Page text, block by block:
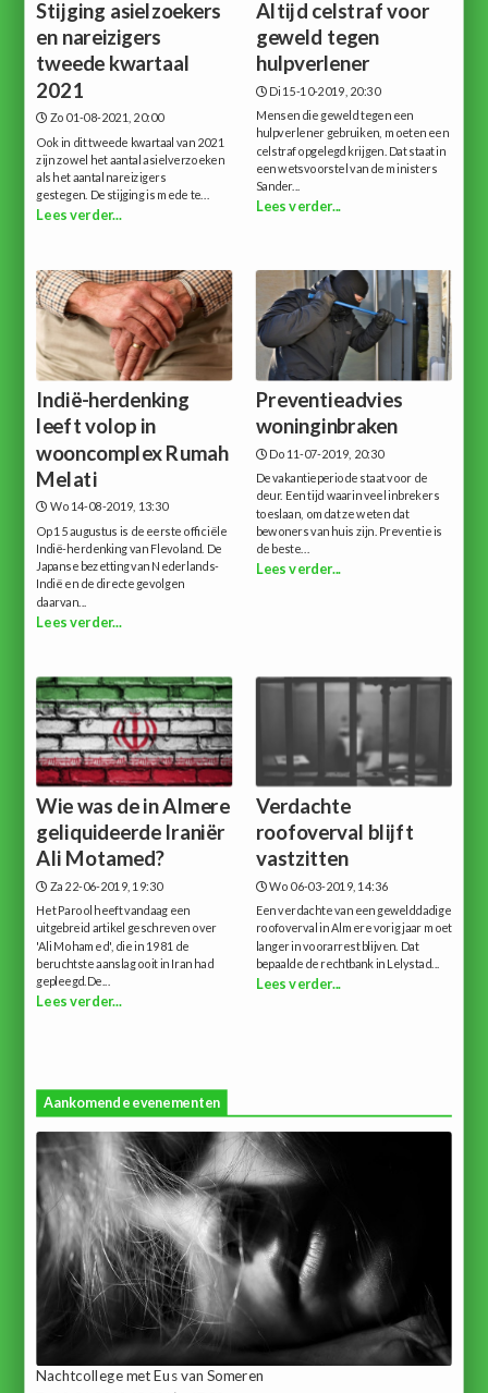
Stijging asielzoekers
en nareizigers
tweede kwartaal
2021
Zo 01-08-2021, 20:00
Ook in dit tweede kwartaal van 2021
zijn zowel het aantal asielverzoeken
als het aantal nareizigers
gestegen. De stijging is mede te...
Lees verder...
Altijd celstraf voor
geweld tegen
hulpverlener
Di 15-10-2019, 20:30
Mensen die geweld tegen een
hulpverlener gebruiken, moeten een
celstraf opgelegd krijgen. Dat staat in
een wetsvoorstel van de ministers
Sander...
Lees verder...
Indië-herdenking
leeft volop in
wooncomplex Rumah
Melati
Wo 14-08-2019, 13:30
Op 15 augustus is de eerste officiële
Indië-herdenking van Flevoland. De
Japanse bezetting van Nederlands-
Indië en de directe gevolgen
daarvan...
Lees verder...
Preventieadvies
woninginbraken
Do 11-07-2019, 20:30
De vakantieperiode staat voor de
deur. Een tijd waarin veel inbrekers
toeslaan, omdat ze weten dat
bewoners van huis zijn. Preventie is
de beste...
Lees verder...
Wie was de in Almere
geliquideerde Iraniër
Ali Motamed?
Za 22-06-2019, 19:30
Het Parool heeft vandaag een
uitgebreid artikel geschreven over
'Ali Mohamed', die in 1981 de
beruchtste aanslag ooit in Iran had
gepleegd.De...
Lees verder...
Verdachte
roofoverval blijft
vastzitten
Wo 06-03-2019, 14:36
Een verdachte van een gewelddadige
roofoverval in Almere vorig jaar moet
langer in voorarrest blijven. Dat
bepaalde de rechtbank in Lelystad...
Lees verder...
Aankomende evenementen
Nachtcollege met Eus van Someren